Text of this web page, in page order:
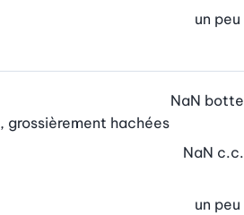
un peu
, grossièrement hachées
NaN botte
NaN c.c.
un peu